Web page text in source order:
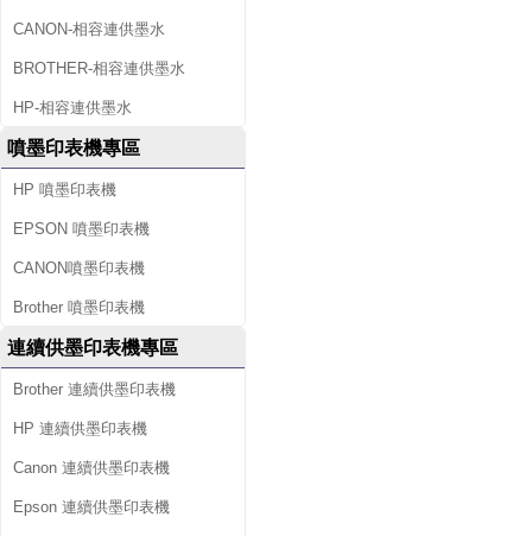
CANON-相容連供墨水
BROTHER-相容連供墨水
HP-相容連供墨水
噴墨印表機專區
HP 噴墨印表機
EPSON 噴墨印表機
CANON噴墨印表機
Brother 噴墨印表機
連續供墨印表機專區
Brother 連續供墨印表機
HP 連續供墨印表機
Canon 連續供墨印表機
Epson 連續供墨印表機